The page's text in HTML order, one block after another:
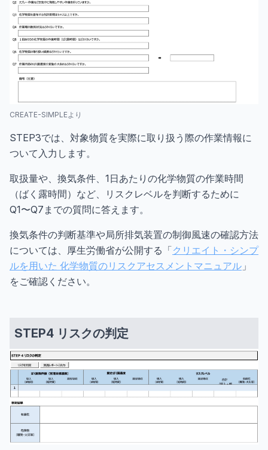
CREATE-SIMPLEより
STEP3では、対象物質を実際に取り扱う際の作業情報に
ついて入力します。
取扱量や、換気条件、1日あたりの化学物質の作業時間
（ばく露時間）など、リスクレベルを判断するために
Q1〜Q7までの質問に答えます。
換気条件の判断基準や局所排気装置の制御風速の確認方法
については、厚生労働省が公開する「クリエイト・シンプ
ルを用いた 化学物質のリスクアセスメントマニュアル 」
をご確認ください。
STEP4 リスクの判定